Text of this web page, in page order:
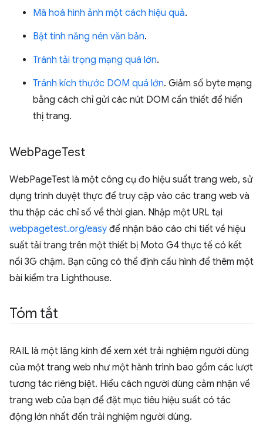
Mã hoá hình ảnh một cách hiệu quả.
Bật tính năng nén văn bản.
Tránh tải trọng mạng quá lớn.
Tránh kích thước DOM quá lớn. Giảm số byte mạng
bằng cách chỉ gửi các nút DOM cần thiết để hiển
thị trang.
WebPageTest
WebPageTest là một công cụ đo hiệu suất trang web, sử
dụng trình duyệt thực để truy cập vào các trang web và
thu thập các chỉ số về thời gian. Nhập một URL tại
webpagetest.org/easy để nhận báo cáo chi tiết về hiệu
suất tải trang trên một thiết bị Moto G4 thực tế có kết
nối 3G chậm. Bạn cũng có thể định cấu hình để thêm một
bài kiểm tra Lighthouse.
Tóm tắt
RAIL là một lăng kính để xem xét trải nghiệm người dùng
của một trang web như một hành trình bao gồm các lượt
tương tác riêng biệt. Hiểu cách người dùng cảm nhận về
trang web của bạn để đặt mục tiêu hiệu suất có tác
động lớn nhất đến trải nghiệm người dùng.